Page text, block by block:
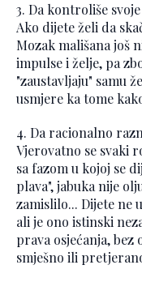
3. Da kontroliše
Ako dijete želi da
Mozak mališana još
impulse i želje, pa
"zaustavljaju" samu
usmjere ka tome
4. Da racionalno
Vjerovatno se svaki
sa fazom u kojoj se
plava", jabuka nije
zamislilo... Dijete ne
ali je ono istinski
prava osjećanja,
smješno ili